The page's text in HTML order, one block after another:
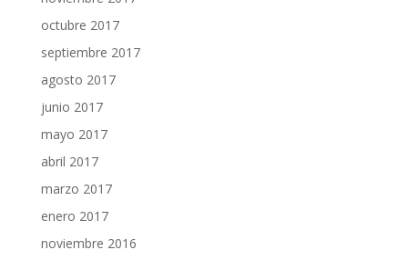
octubre 2017
septiembre 2017
agosto 2017
junio 2017
mayo 2017
abril 2017
marzo 2017
enero 2017
noviembre 2016